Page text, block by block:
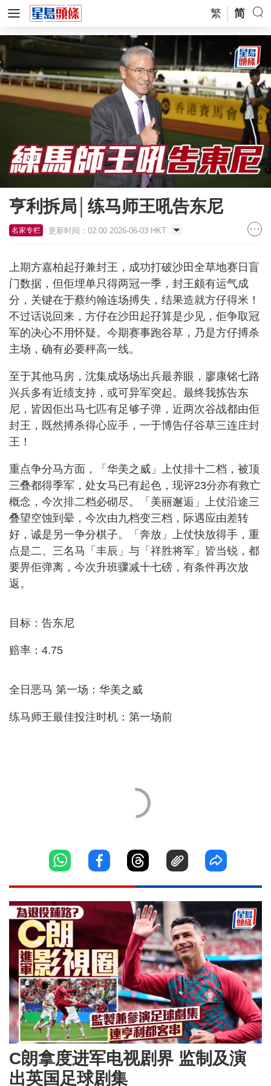
繁 简
亨利拆局│练马师王吼告东尼
名家专栏 更新时间：02:00 2026-06-03 HKT
上期方嘉柏起孖兼封王，成功打破沙田全草地赛日盲
门数据，但佢埋单只得两冠一季，封王颇有运气成
分，关键在于蔡约翰连场搏失，结果造就方仔得米！
不过话说回来，方仔在沙田起孖算是少见，佢争取冠
军的决心不用怀疑。今期赛事跑谷草，乃是方仔搏杀
主场，确有必要秤高一线。
至于其他马房，沈集成场场出兵最养眼，廖康铭七路
兴兵多有近绩支持，或可异军突起。最终我拣告东
尼，皆因佢出马七匹有足够子弹，近两次谷战都由佢
封王，既然搏杀得心应手，一于博告仔谷草三连庄封
王！
重点争分马方面，「华美之威」上仗排十二档，被顶
三叠都得季军，处女马已有起色，现评23分亦有救亡
概念，今次排二档必砌尽。「美丽邂逅」上仗沿途三
叠望空蚀到晕，今次由九档变三档，际遇应由差转
好，诚是另一争分棋子。「奔放」上仗快放得手，重
点是二、三名马「丰辰」与「祥胜将军」皆当锐，都
要畀佢弹离，今次升班骤减十七磅，有条件再次放
返。
目标：告东尼
赔率：4.75
全日恶马 第一场：华美之威
练马师王最佳投注时机：第一场前
C朗拿度进军电视剧界 监制及演
出英国足球剧集